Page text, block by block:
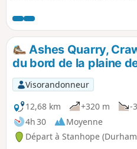
ruisseau, le sentier passe sous
d'anciennes carrières de
jusqu'aux vestiges de l'usine
avant de monter vers Park
de longer le mur d'enceinte de
Stanhope Park. Le retour passe
jolies terres agricoles jusqu'au
puis revient à Stanhope.
Ashes Quarry,
du bord de la plaine
Visorandonneur
12,68 km
+320 m
-
4h 30
Moyenne
Départ à Stanhope